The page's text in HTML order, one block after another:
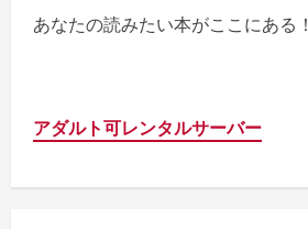
あなたの読みたい本がここにある！
アダルト可レンタルサーバー